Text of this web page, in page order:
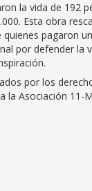
la vida de 192
Esta obra
pagaron
por defender la
por los
la Asociación 11-